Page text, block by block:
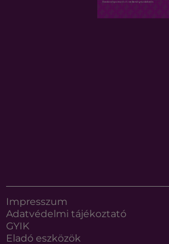
Impresszum
Adatvédelmi tájékoztató
GYIK
Eladó eszközök